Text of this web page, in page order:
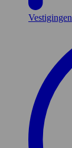
Vestigingen